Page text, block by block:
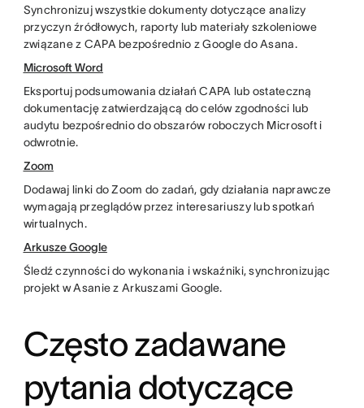
Synchronizuj wszystkie dokumenty dotyczące analizy
przyczyn źródłowych, raporty lub materiały szkoleniowe
związane z CAPA bezpośrednio z Google do Asana.
Microsoft Word
Eksportuj podsumowania działań CAPA lub ostateczną
dokumentację zatwierdzającą do celów zgodności lub
audytu bezpośrednio do obszarów roboczych Microsoft i
odwrotnie.
Zoom
Dodawaj linki do Zoom do zadań, gdy działania naprawcze
wymagają przeglądów przez interesariuszy lub spotkań
wirtualnych.
Arkusze Google
Śledź czynności do wykonania i wskaźniki, synchronizując
projekt w Asanie z Arkuszami Google.
Często zadawane
pytania dotyczące